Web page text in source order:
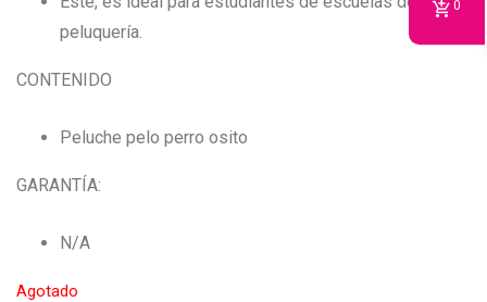
peluquería.
CONTENIDO
Peluche pelo perro osito
GARANTÍA:
N/A
Agotado
0